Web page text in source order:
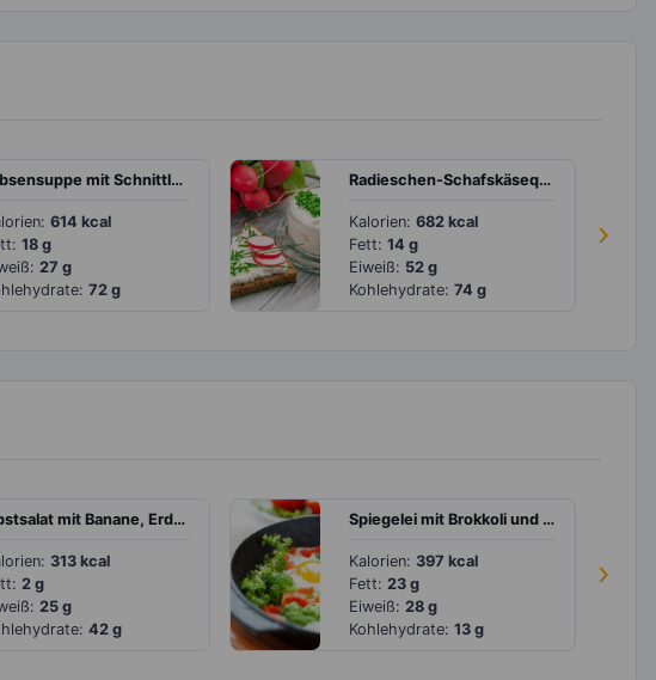
›
Erbsensuppe mit Schnittlauch
614 kcal
18 g
27 g
72 g
Radieschen-Schafskäsequark mit Körnerbrot
Kalorien: 682 kcal
Fett: 14 g
Eiweiß: 52 g
Kohlehydrate: 74 g
›
Obstsalat mit Banane, Erdbeeren und Quark
313 kcal
2 g
25 g
42 g
Spiegelei mit Brokkoli und Paprika
Kalorien: 397 kcal
Fett: 23 g
Eiweiß: 28 g
Kohlehydrate: 13 g